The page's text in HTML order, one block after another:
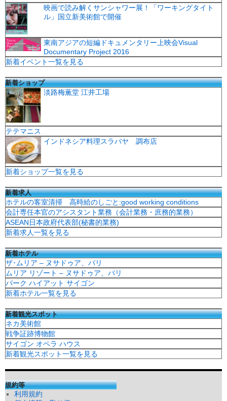
映画で読み解くサンシャワー展！「ワーキングタイト
ル」国立新美術館で開催
東南アジアの短編ドキュメンタリー上映会Visual
Documentary Project 2016
新着イベント一覧を見る
新着ショップ
淡路梅薫堂 江井工場
テテマニス
インドネシア料理スラバヤ 調布店
新着ショップ一覧を見る
新着求人
ホテルの客室清掃 高時給のしごと:good working conditions
会計専任本官のアシスタント業務（会計業務・庶務的業務）
ASEAN日本政府代表部(秘書的業務)
新着求人一覧を見る
新着ホテル
ザ･ムリア – ヌサドゥア、バリ
ムリア リゾート – ヌサドゥア、バリ
パーク ハイアット サイゴン
新着ホテル一覧を見る
新着観光スポット
ネカ美術館
戦争証跡博物館
サイゴン オペラ ハウス
新着観光スポット一覧を見る
規約等
利用規約